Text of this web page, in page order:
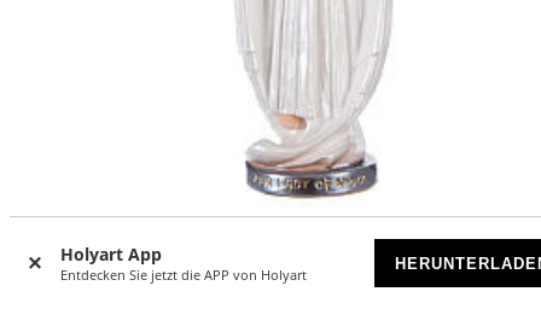
Holyart App
Entdecken Sie jetzt die APP von Holyart
Gottesmutter von Knock 30cm perlmuttartigen Gips
VORRÄTIG